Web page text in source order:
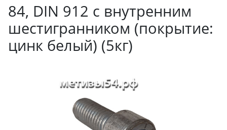
84, DIN 912 с внутренним
шестигранником (покрытие:
цинк белый) (5кг)